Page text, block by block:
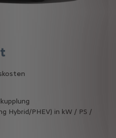
Hybrid/PHEV) in kW / PS /